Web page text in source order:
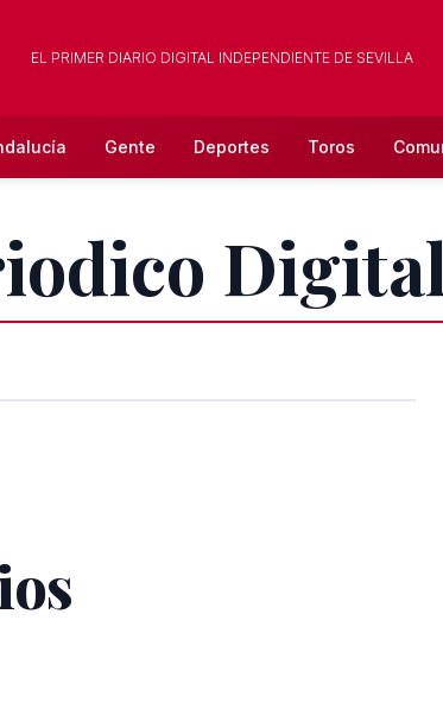
EL PRIMER DIARIO DIGITAL INDEPENDIENTE DE SEVILLA
Gente Deportes Toros
Digital